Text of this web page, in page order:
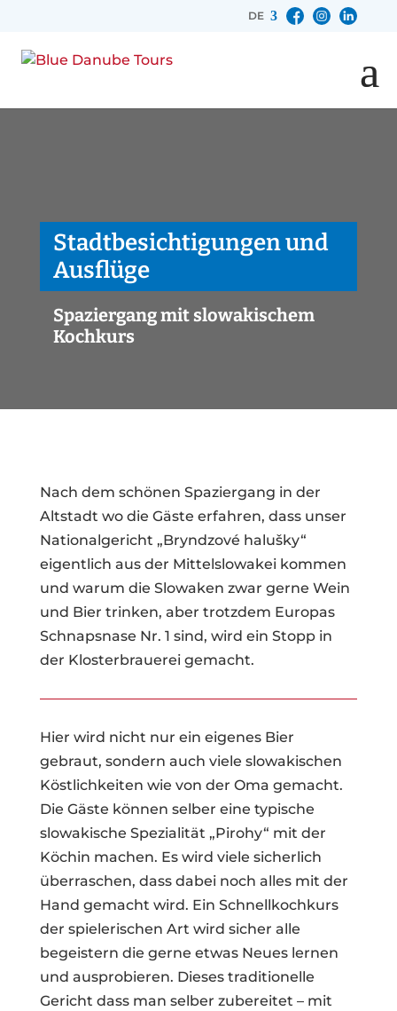
DE
Stadtbesichtigungen und
Ausflüge
Spaziergang mit slowakischem
Kochkurs
Nach dem schönen Spaziergang in der
Altstadt wo die Gäste erfahren, dass unser
Nationalgericht „Bryndzové halušky“
eigentlich aus der Mittelslowakei kommen
und warum die Slowaken zwar gerne Wein
und Bier trinken, aber trotzdem Europas
Schnapsnase Nr. 1 sind, wird ein Stopp in
der Klosterbrauerei gemacht.
Hier wird nicht nur ein eigenes Bier
gebraut, sondern auch viele slowakischen
Köstlichkeiten wie von der Oma gemacht.
Die Gäste können selber eine typische
slowakische Spezialität „Pirohy“ mit der
Köchin machen. Es wird viele sicherlich
überraschen, dass dabei noch alles mit der
Hand gemacht wird. Ein Schnellkochkurs
der spielerischen Art wird sicher alle
begeistern die gerne etwas Neues lernen
und ausprobieren. Dieses traditionelle
Gericht dass man selber zubereitet – mit